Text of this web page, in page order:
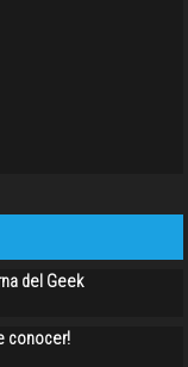
del Geek
conocer!